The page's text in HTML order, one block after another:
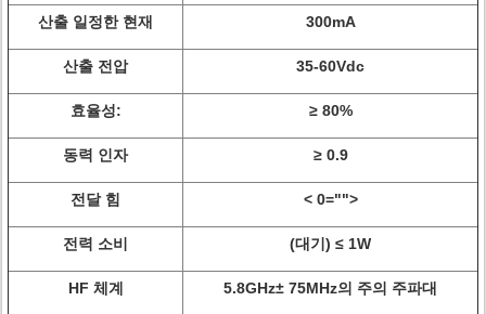
산출 일정한 현재 300mA
산출 전압 35-60Vdc
효율성: ≥ 80%
동력 인자 ≥ 0.9
전달 힘 < 0="">
전력 소비 (대기) ≤ 1W
HF 체계 5.8GHz± 75MHz의 주의 주파대